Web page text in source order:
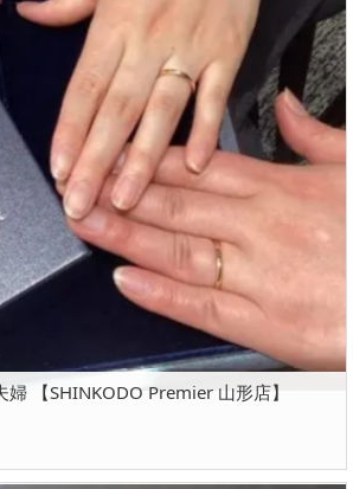
【SHINKODO Premier 山形店】